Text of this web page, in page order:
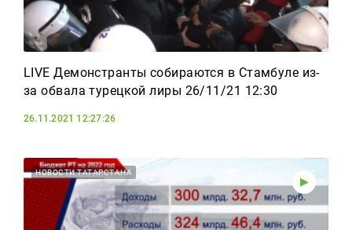
LIVE Демонстранты собираются в Стамбуле из-
за обвала турецкой лиры 26/11/21 12:30
26.11.2021 12:27:26
НОВОСТИ ТАТАРСТАНА